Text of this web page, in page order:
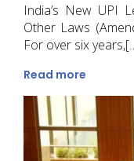
India’s New UPI
Other Laws
For over six
Read more